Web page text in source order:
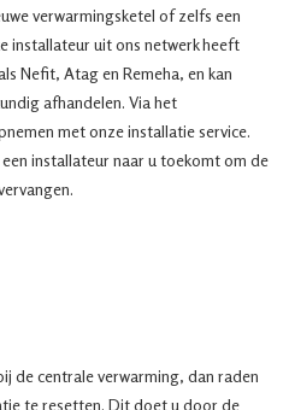
verwarmingsketel of zelfs een
installateur uit ons netwerk heeft
Nefit, Atag en Remeha, en kan
afhandelen. Via het
met onze installatie service.
installateur naar u toekomt om de
de centrale verwarming, dan raden
te resetten. Dit doet u door de